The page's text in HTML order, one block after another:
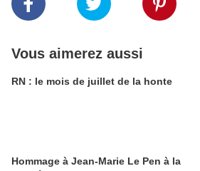
Vous aimerez aussi
RN : le mois de juillet de la honte
Hommage à Jean-Marie Le Pen à la